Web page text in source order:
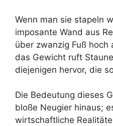
Wenn man sie stapeln
imposante Wand aus
über zwanzig Fuß hoch
das Gewicht ruft
diejenigen hervor, die
Die Bedeutung dieses
bloße Neugier hinaus;
wirtschaftliche